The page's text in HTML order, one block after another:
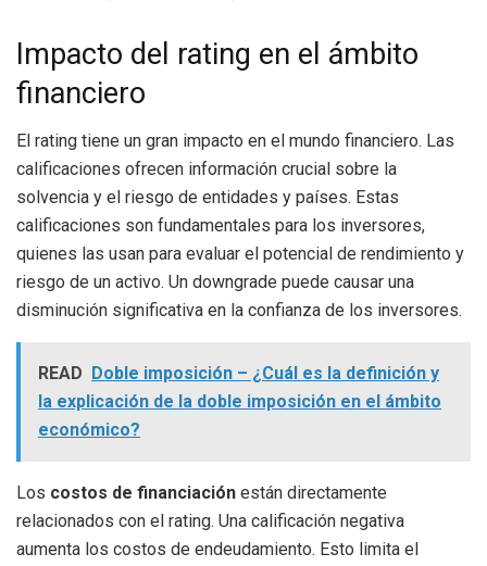
Impacto del rating en el ámbito
financiero
El rating tiene un gran impacto en el mundo financiero. Las
calificaciones ofrecen información crucial sobre la
solvencia y el riesgo de entidades y países. Estas
calificaciones son fundamentales para los inversores,
quienes las usan para evaluar el potencial de rendimiento y
riesgo de un activo. Un downgrade puede causar una
disminución significativa en la confianza de los inversores.
READ
Doble imposición – ¿Cuál es la definición y
la explicación de la doble imposición en el ámbito
económico?
Los costos de financiación están directamente
relacionados con el rating. Una calificación negativa
aumenta los costos de endeudamiento. Esto limita el